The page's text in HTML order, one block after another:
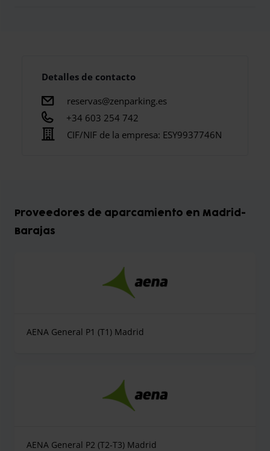
Detalles de contacto
reservas@zenparking.es
+34 603 254 742
CIF/NIF de la empresa: ESY9937746N
Proveedores de aparcamiento en Madrid-
Barajas
AENA General P1 (T1) Madrid
AENA General P2 (T2-T3) Madrid